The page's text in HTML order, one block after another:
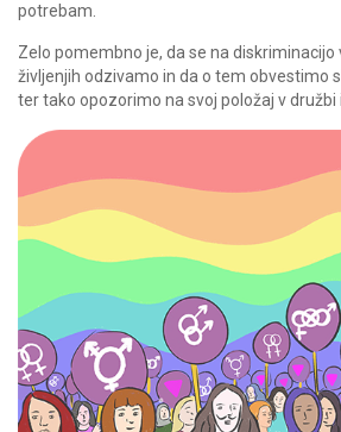
potrebam.
Zelo pomembno je, da se na diskriminacijo
življenjih odzivamo in da o tem obvestimo
ter tako opozorimo na svoj položaj v družbi